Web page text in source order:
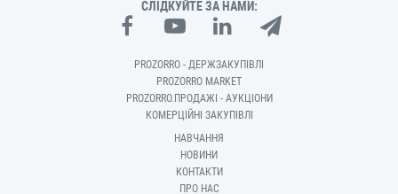
СЛІДКУЙТЕ ЗА НАМИ:
PROZORRO - ДЕРЖЗАКУПІВЛІ
PROZORRO MARKET
PROZORRO.ПРОДАЖІ - АУКЦІОНИ
КОМЕРЦІЙНІ ЗАКУПІВЛІ
НАВЧАННЯ
НОВИНИ
КОНТАКТИ
ПРО НАС